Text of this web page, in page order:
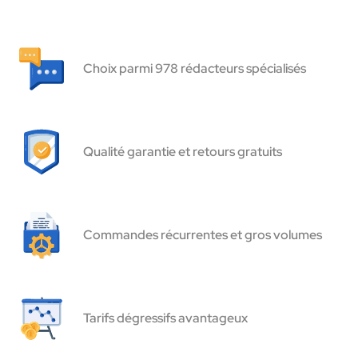
Choix parmi 978 rédacteurs spécialisés
Qualité garantie et retours gratuits
Commandes récurrentes et gros volumes
Tarifs dégressifs avantageux